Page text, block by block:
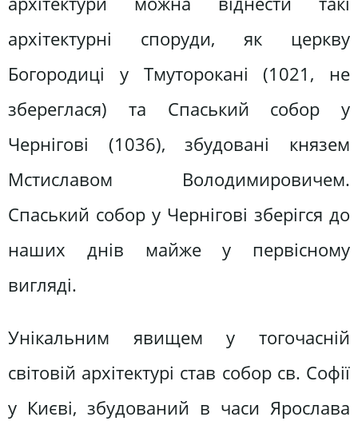
архітектурні споруди, як церкву
Богородиці у Тмуторокані (1021, не
збереглася) та Спаський собор у
Чернігові (1036), збудовані князем
Мстиславом Володимировичем.
Спаський собор у Чернігові зберігся до
наших днів майже у первісному
вигляді.
Унікальним явищем у тогочасній
світовій архітектурі став собор св. Софії
у Києві, збудований в часи Ярослава